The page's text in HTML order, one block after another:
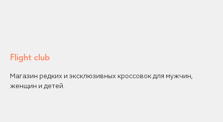
Flight club
Магазин редких и эксклюзивных кроссовок для мужчин,
женщин и детей.